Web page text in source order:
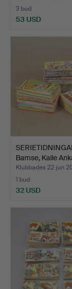
3 bud
53 USD
Bamse, Kalle
Klubbades 22 jun
1 bud
32 USD